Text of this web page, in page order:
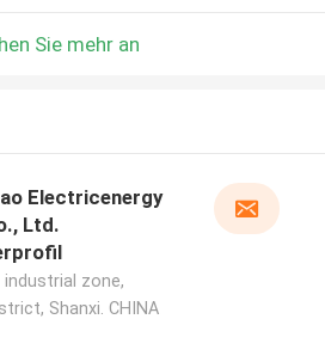
Sie mehr an
Electricenergy
Ltd.
industrial zone,
Shanxi. CHINA